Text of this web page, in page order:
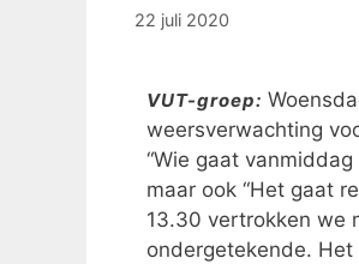
22 juli 2020
VUT-groep:
weersverwachting
“Wie gaat
maar ook “Het gaat
13.30 vertrokken we
ondergetekende.